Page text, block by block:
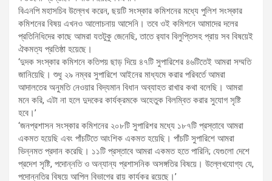
বিএনপি মহাসচিব উল্লেখ করেন, ছয়টি সংস্কার কমিশনের মধ্যে পুলিশ সংস্কার
কমিশনের বিষয় এখনও আলোচনায় আসেনি। তবে ওই কমিশনে আমাদের দলের
প্রতিনিধিদের কাছে আমরা যতটুকু জেনেছি, তাতে র‌্যাব বিলুপ্তিসহ প্রায় সব বিষয়েই
ঐকমত্য প্রতিষ্ঠা হয়েছে।
‘দুদক সংস্কার কমিশনে কতিপয় ছাড় দিয়ে ৪৭টি সুপারিশের ৪৬টিতেই আমরা সম্মতি
জানিয়েছি। শুধু ২৯ নম্বর সুপারিশে আইনের মাধ্যমে করার পরিবর্তে আমরা
আদালতের অনুমতি নেওয়ার বিদ্যমান বিধান অব্যাহত রাখার কথা বলেছি। আমরা
মনে করি, এটা না হলে দুদকের কার্যক্রমকে অহেতুক বিলম্বিত করার সুযোগ সৃষ্টি
হবে।’
‘জনপ্রশাসন সংস্কার কমিশনের ২০৮টি সুপারিশর মধ্যে ১৮৭টি প্রস্তাবে আমরা
একমত হয়েছি এবং পাঁচটিতে আংশিক একমত হয়েছি। পাঁচটি সুপারিশে আমরা
ভিন্নমত প্রদান করেছি। ১১টি প্রস্তাবে আমরা একমত হতে পারিনি; যেগুলো দেশে
প্রদেশ সৃষ্টি, পদোন্নতি ও অন্যান্য প্রশাসনিক অসঙ্গতির বিষয়ে। উল্লেখযোগ্য যে,
পদোন্নতির বিষয়ে আপিল বিভাগের রায় কার্যকর রয়েছে।’